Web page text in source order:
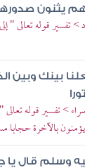
يثنون
تفسير قوله تعالى "
بينك وبين
> تفسير قوله تعالى
بالآخرة حجابا
وسلم قال يا